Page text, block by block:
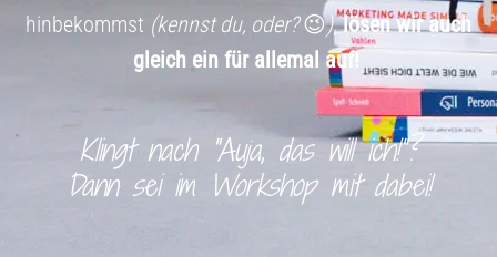
hinbekommst (kennst du, oder?😉),lösen wir auch
gleich ein für allemal auf!
Klingt nach "Auja, das will ich!"?
Dann sei im Workshop mit dabei!